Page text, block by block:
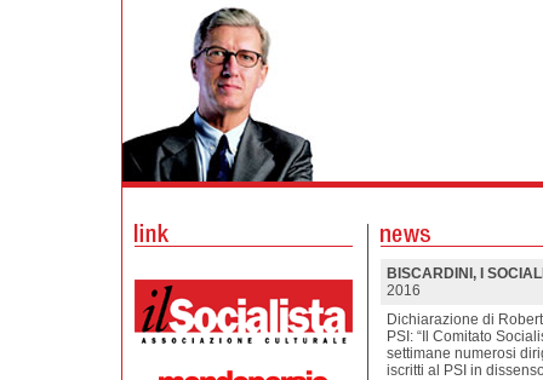
BISCARDINI, I
2016
Dichiarazione di
PSI: “Il Comitato
settimane numerosi
iscritti al PSI in